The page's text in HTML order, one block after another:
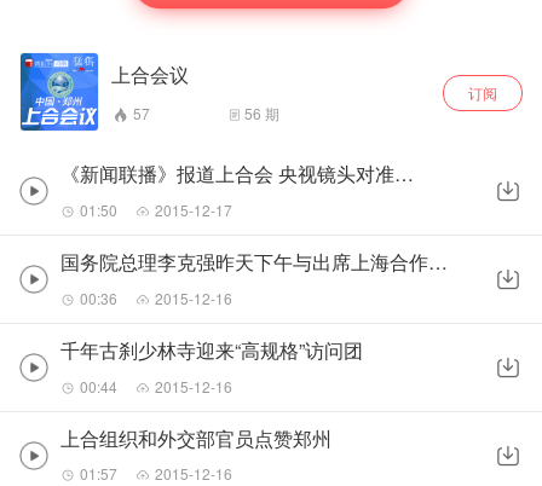
上合会议
57 56 期
订阅
《新闻联播》报道上合会 央视镜头对准如意湖畔
01:50 2015-12-17
国务院总理李克强昨天下午与出席上海合作组织成员国第十四次总理会议的各国领导人共同参观郑州市郑东新区城市建设
00:36 2015-12-16
千年古刹少林寺迎来“高规格”访问团
00:44 2015-12-16
上合组织和外交部官员点赞郑州
01:57 2015-12-16